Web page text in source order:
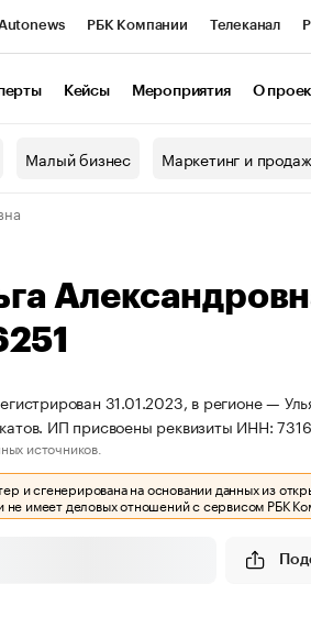
РБК Компании Телеканал
Кейсы Мероприятия О
Малый бизнес Маркетинг и
31.01.2023, в регионе —
ИП присвоены реквизиты ИНН:
источников.
и сгенерирована на основании данных из
не имеет деловых отношений с сервисом РБК